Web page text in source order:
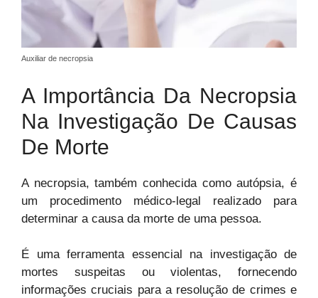
Auxiliar de necropsia
A Importância Da Necropsia
Na Investigação De Causas
De Morte
A necropsia, também conhecida como autópsia, é
um procedimento médico-legal realizado para
determinar a causa da morte de uma pessoa.
É uma ferramenta essencial na investigação de
mortes suspeitas ou violentas, fornecendo
informações cruciais para a resolução de crimes e